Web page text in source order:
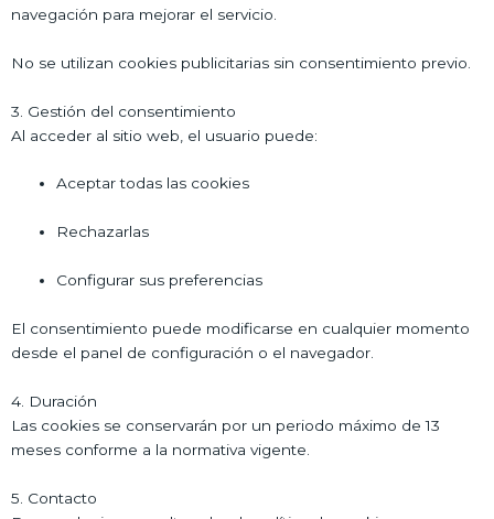
navegación para mejorar el servicio.
No se utilizan cookies publicitarias sin consentimiento previo.
3. Gestión del consentimiento
Al acceder al sitio web, el usuario puede:
Aceptar todas las cookies
Rechazarlas
Configurar sus preferencias
El consentimiento puede modificarse en cualquier momento
desde el panel de configuración o el navegador.
4. Duración
Las cookies se conservarán por un periodo máximo de 13
meses conforme a la normativa vigente.
5. Contacto